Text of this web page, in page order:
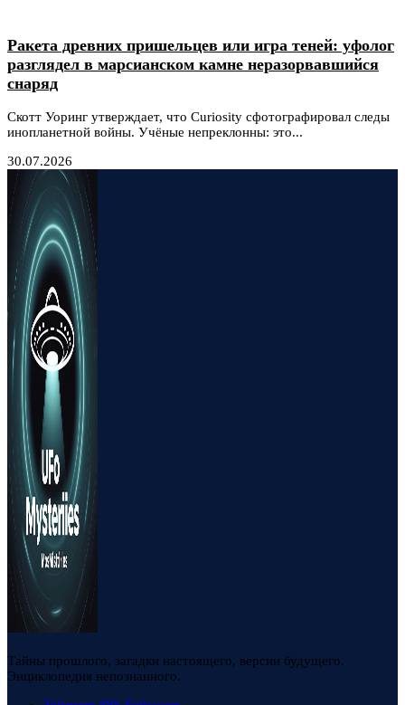
Ракета древних пришельцев или игра теней: уфолог
разглядел в марсианском камне неразорвавшийся
снаряд
Скотт Уоринг утверждает, что Curiosity сфотографировал следы
инопланетной войны. Учёные непреклонны: это...
30.07.2026
Тайны прошлого, загадки настоящего, версии будущего.
Энциклопедия непознанного.